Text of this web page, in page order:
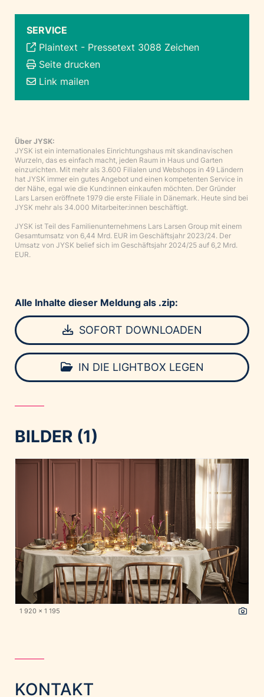
SERVICE
Plaintext - Pressetext 3088 Zeichen
Seite drucken
Link mailen
Über JYSK:
JYSK ist ein internationales Einrichtungshaus mit skandinavischen
Wurzeln, das es einfach macht, jeden Raum in Haus und Garten
einzurichten. Mit mehr als 3.600 Filialen und Webshops in 49 Ländern
hat JYSK immer ein gutes Angebot und einen kompetenten Service in
der Nähe, egal wie die Kund:innen einkaufen möchten. Der Gründer
Lars Larsen eröffnete 1979 die erste Filiale in Dänemark. Heute sind bei
JYSK mehr als 34.000 Mitarbeiter:innen beschäftigt.
JYSK ist Teil des Familienunternehmens Lars Larsen Group mit einem
Gesamtumsatz von 6,44 Mrd. EUR im Geschäftsjahr 2023/24. Der
Umsatz von JYSK belief sich im Geschäftsjahr 2024/25 auf 6,2 Mrd.
EUR.
Alle Inhalte dieser Meldung als .zip:
SOFORT DOWNLOADEN
IN DIE LIGHTBOX LEGEN
BILDER (1)
1 920 x 1 195
KONTAKT